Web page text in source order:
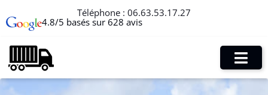
Téléphone : 06.63.53.17.27
4.8/5 basés sur 628 avis